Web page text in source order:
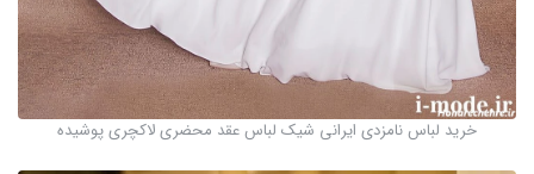
خرید لباس نامزدی ایرانی شیک لباس عقد محضری لاکچری پوشیده